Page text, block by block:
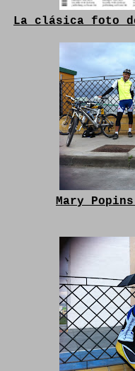
La clásica foto
Mary